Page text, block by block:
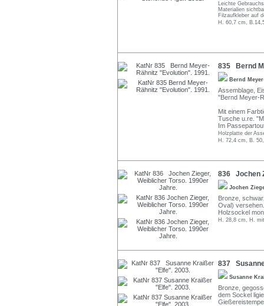
Leichte
Materialien
Filzaufkleber auf
H. 60,7 cm,
835 Bernd
Bernd
Assemblage,
"Bernd Meyer-
Mit einem
Tusche u.re.
Im
Holzplatte der
H. 72,4 cm, B.
836 Jochen
Jochen
Bronze,
Oval)
Holzsockel
H. 28,8 cm, H.
837
Susanne
Bronze,
dem Sockel